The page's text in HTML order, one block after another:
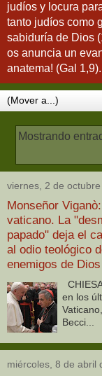
judíos y locura
tanto judíos como
sabiduría de Dios
os anuncia un
anatema! (Gal 1,9).
Mostrando
viernes, 2 de
Monseñor
vaticano. La
papado" deja el
al odio teológico
enemigos de Dios
en los
Becci...
miércoles, 8 de abril